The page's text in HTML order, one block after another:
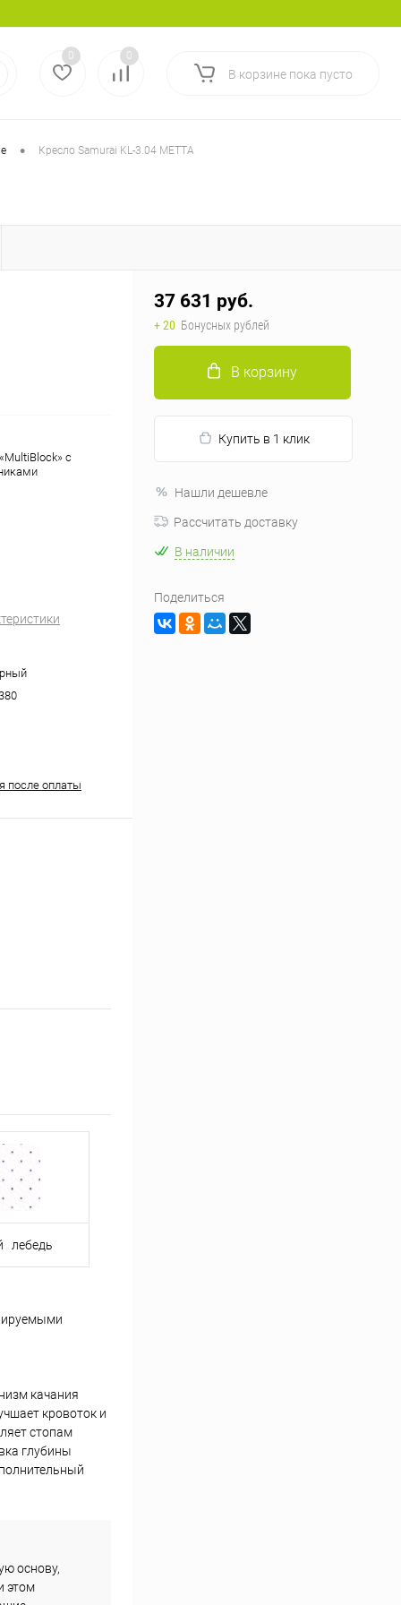
0 0
В корзине пока пусто
• Кресло Samurai KL-3.04 МЕТТА
с
после оплаты
лебедь
качания
кровоток и
стопам
глубины
основу,
этом
37 631 руб.
+ 20 Бонусных рублей
В корзину
Купить в 1 клик
Нашли дешевле
Рассчитать доставку
В наличии
Поделиться